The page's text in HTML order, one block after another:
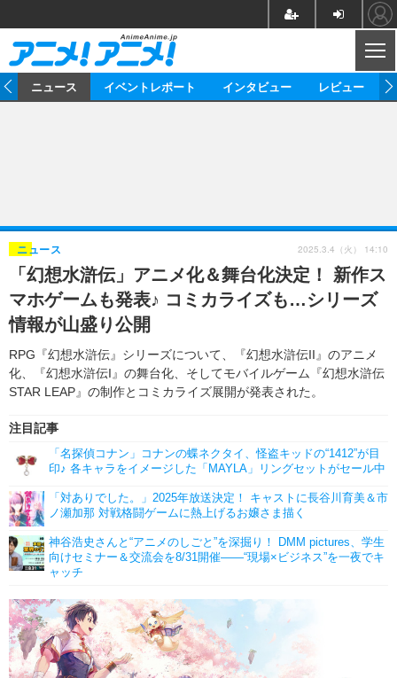
ゲーム グッズ
イベント 海外
海外イベント ビジネス
俳優・タレント アーティスト
ビジネス
アニメ 実写
書評 イベント
ゲーム 座談会
動画
アニメ
アニメ！アニメ！TV ABEMA Cafe
連載・コラム
ニュース イベントレポート インタビュー レビュー
「幻想水滸伝」アニメ化＆舞台化決定！ 新作ス
マホゲームも発表♪ コミカライズも…シリーズ
情報が山盛り公開
RPG『幻想水滸伝』シリーズについて、『幻想水滸伝II』のアニメ
化、『幻想水滸伝I』の舞台化、そしてモバイルゲーム『幻想水滸伝
STAR LEAP』の制作とコミカライズ展開が発表された。
ニュース
注目記事
「名探偵コナン」コナンの蝶ネクタイ、怪盗キッドの“1412”が目
印♪ 各キャラをイメージした「MAYLA」リングセットがセール中
「対ありでした。」2025年放送決定！ キャストに長谷川育美＆市
ノ瀬加那 対戦格闘ゲームに熱上げるお嬢さま描く
神谷浩史さんと“アニメのしごと”を深掘り！ DMM pictures、学生
向けセミナー＆交流会を8/31開催――“現場×ビジネス”を一夜でキ
ャッチ
2025.3.4（火） 14:10